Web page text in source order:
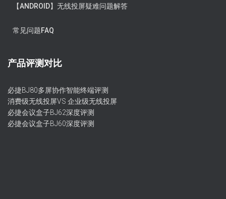
【ANDROID】无线投屏疑难问题解答
常见问题FAQ
产品评测对比
必捷BJ80多屏协作智能终端评测
消费级无线投屏VS 企业级无线投屏
必捷会议盒子BJ62深度评测
必捷会议盒子BJ60深度评测